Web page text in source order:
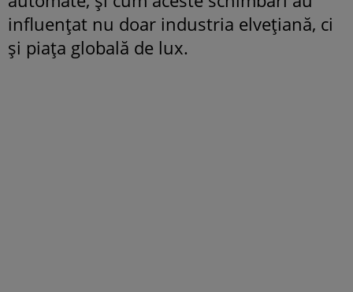
influențat nu doar industria elvețiană, ci
și piața globală de lux.